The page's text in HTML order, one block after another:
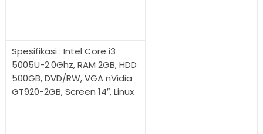
Spesifikasi : Intel Core i3
5005U-2.0Ghz, RAM 2GB, HDD
500GB, DVD/RW, VGA nVidia
GT920-2GB, Screen 14″, Linux